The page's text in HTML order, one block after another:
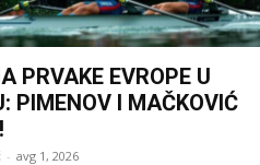
PRVAKE EVROPE U
PIMENOV I MAČKOVIĆ
- avg 1, 2026